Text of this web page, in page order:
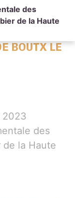
des
de la Haute
BOUTX LE
2023
des
de la Haute